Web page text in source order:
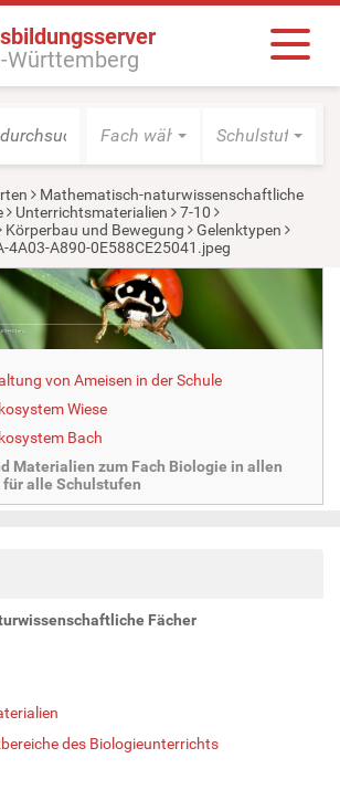
Württemberg
Fach wählen Schulstufe
Mathematisch-naturwissenschaftliche
Unterrichtsmaterialien
7-10
Körperbau und Bewegung
Gelenktypen
4A03-A890-0E588CE25041.jpeg
von Ameisen in der Schule
Wiese
Bach
Materialien zum Fach Biologie in allen
alle Schulstufen
Fächer
des Biologieunterrichts